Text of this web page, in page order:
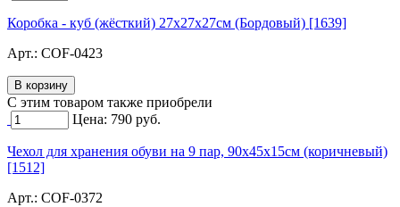
Коробка - куб (жёсткий) 27х27х27см (Бордовый) [1639]
Арт.: COF-0423
C этим товаром также приобрели
Цена: 790 руб.
Чехол для хранения обуви на 9 пар, 90х45х15см (коричневый)
[1512]
Арт.: COF-0372